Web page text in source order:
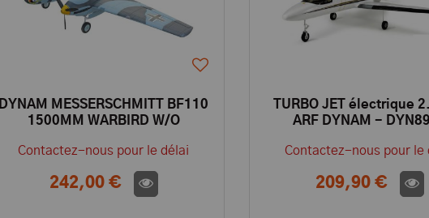
DYNAM MESSERSCHMITT BF110
1500MM WARBIRD W/O
Contactez-nous pour le délai
242,00 €
TURBO JET électrique
ARF DYNAM -
Contactez-nous pour le
209,90 €